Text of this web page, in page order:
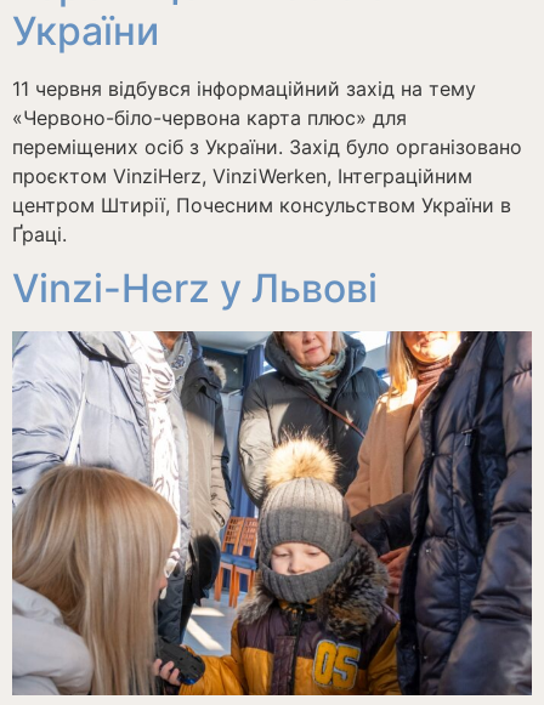
України
11 червня відбувся інформаційний захід на тему
«Червоно-біло-червона карта плюс» для
переміщених осіб з України. Захід було організовано
проєктом VinziHerz, VinziWerken, Інтеграційним
центром Штирії, Почесним консульством України в
Ґраці.
Vinzi-Herz у Львові